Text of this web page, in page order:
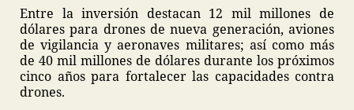
Entre la inversión destacan 12 mil millones de
dólares para drones de nueva generación, aviones
de vigilancia y aeronaves militares; así como más
de 40 mil millones de dólares durante los próximos
cinco años para fortalecer las capacidades contra
drones.